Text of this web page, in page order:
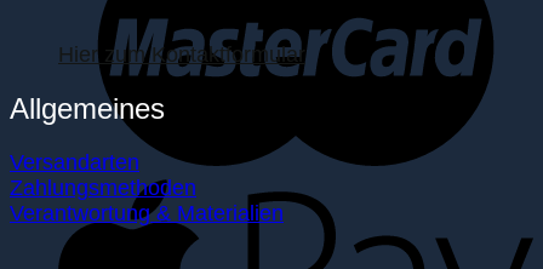
Hier zum Kontaktformular
Allgemeines
Versandarten
Zahlungsmethoden
Verantwortung & Materialien